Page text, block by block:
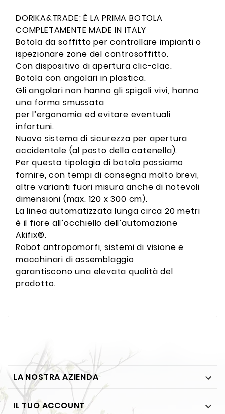
DORIKA&TRADE; È LA PRIMA BOTOLA
COMPLETAMENTE MADE IN ITALY
Botola da soffitto per controllare impianti o
ispezionare zone del controsoffitto.
Con dispositivo di apertura clic-clac.
Botola con angolari in plastica.
Gli angolari non hanno gli spigoli vivi, hanno
una forma smussata
per l’ergonomia ed evitare eventuali
infortuni.
Nuovo sistema di sicurezza per apertura
accidentale (al posto della catenella).
Per questa tipologia di botola possiamo
fornire, con tempi di consegna molto brevi,
altre varianti fuori misura anche di notevoli
dimensioni (max. 120 x 300 cm).
La linea automatizzata lunga circa 20 metri
è il fiore all’occhiello dell’automazione
Akifix®.
Robot antropomorfi, sistemi di visione e
macchinari di assemblaggio
garantiscono una elevata qualità del
prodotto.
LA NOSTRA AZIENDA 
IL TUO ACCOUNT 